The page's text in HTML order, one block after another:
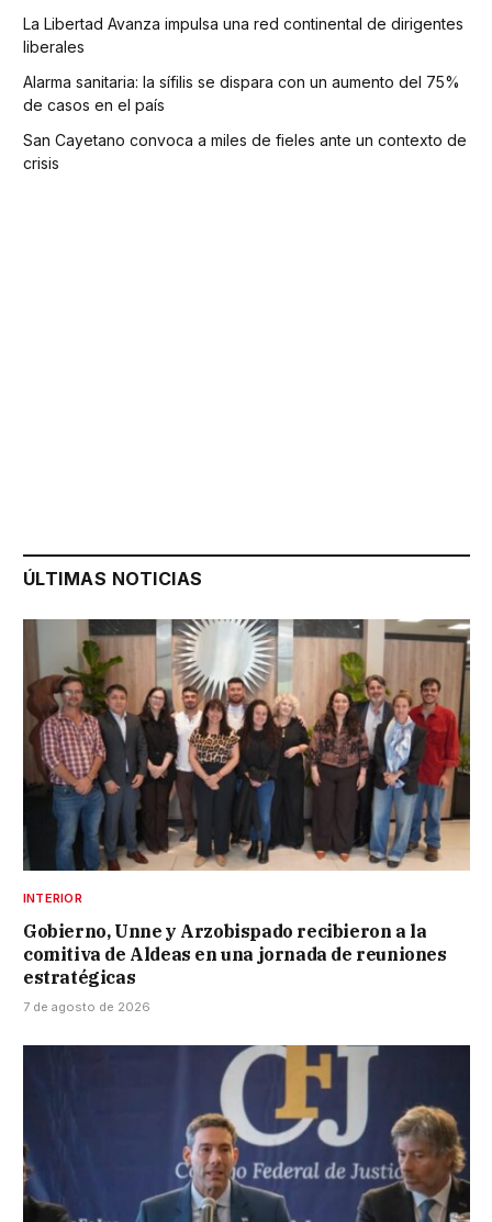
La Libertad Avanza impulsa una red continental de dirigentes
liberales
Alarma sanitaria: la sífilis se dispara con un aumento del 75%
de casos en el país
San Cayetano convoca a miles de fieles ante un contexto de
crisis
ÚLTIMAS NOTICIAS
INTERIOR
Gobierno, Unne y Arzobispado recibieron a la
comitiva de Aldeas en una jornada de reuniones
estratégicas
7 de agosto de 2026